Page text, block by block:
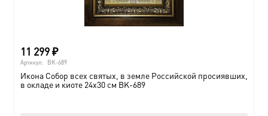
11 299₽
Артикул: BK-689
Икона Собор всех святых, в земле Российской просиявших,
в окладе и киоте 24х30 см BK-689